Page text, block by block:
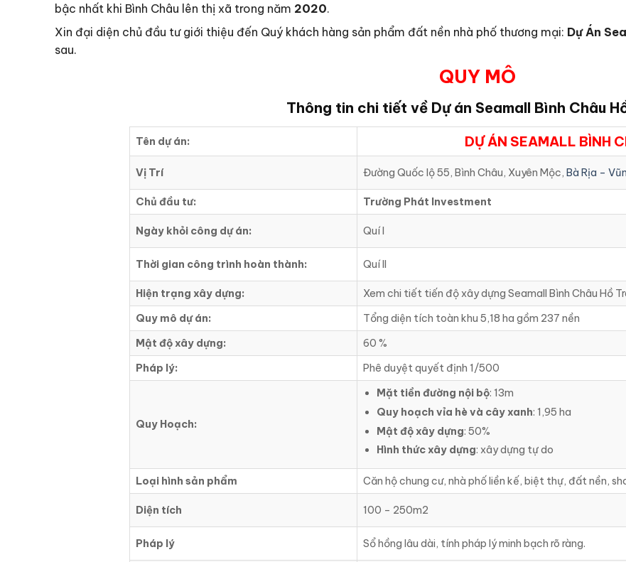
bậc nhất khi Bình Châu lên thị xã trong năm 2020.
Xin đại diện chủ đầu tư giới thiệu đến Quý khách hàng sản phẩm đất nền nhà phố thương mại: Dự Án
sau.
QUY MÔ
Thông tin chi tiết về Dự án Seamall Bình Châu
Tên dự án: DỰ ÁN SEAMALL BÌNH
Vị Trí Đường Quốc lộ 55, Bình Châu, Xuyên Mộc, Bà Rịa –
Chủ đầu tư: Trường Phát Investment
Ngày khỏi công dự án: Quí I
Thời gian công trình hoàn thành: Quí II
Hiện trạng xây dựng:
Xem chi tiết tiến độ xây dựng Seamall Bình Châu Hồ
Quy mô dự án:
Tổng diện tích toàn khu 5,18 ha gồm 237 nền
Mật độ xây dựng:
60 %
Pháp lý:
Phê duyệt quyết định 1/500
Quy Hoạch:
Mặt tiền đường nội bộ: 13m
Quy hoạch vỉa hè và cây xanh: 1,95 ha
Mật độ xây dựng: 50%
Hình thức xây dựng: xây dựng tự do
Loại hình sản phẩm Căn hộ chung cư, nhà phố liền kế, biệt thự, đất nền,
Diện tích 100 – 250m2
Pháp lý Sổ hồng lâu dài, tính pháp lý minh bạch rõ ràng.